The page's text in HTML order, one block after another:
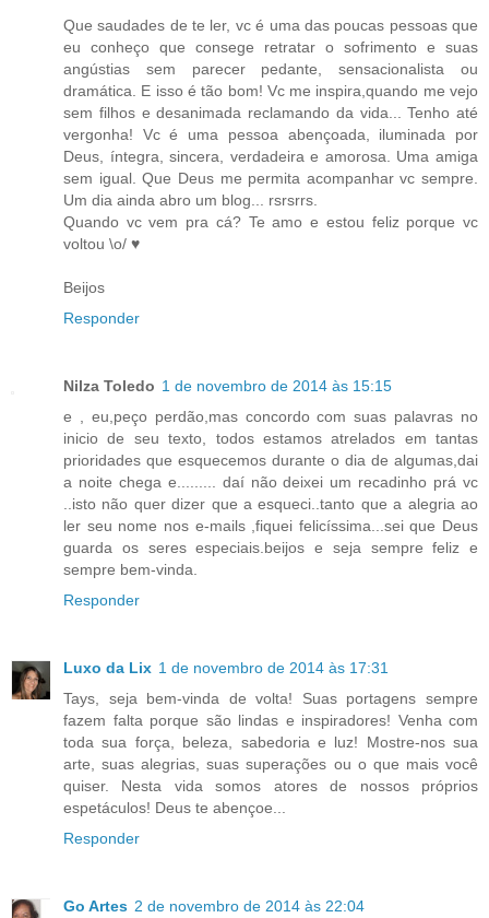
Que saudades de te ler, vc é uma das poucas pessoas que
eu conheço que consege retratar o sofrimento e suas
angústias sem parecer pedante, sensacionalista ou
dramática. E isso é tão bom! Vc me inspira,quando me vejo
sem filhos e desanimada reclamando da vida... Tenho até
vergonha! Vc é uma pessoa abençoada, iluminada por
Deus, íntegra, sincera, verdadeira e amorosa. Uma amiga
sem igual. Que Deus me permita acompanhar vc sempre.
Um dia ainda abro um blog... rsrsrrs.
Quando vc vem pra cá? Te amo e estou feliz porque vc
voltou \o/ ♥
Beijos
Responder
Nilza Toledo 1 de novembro de 2014 às 15:15
e , eu,peço perdão,mas concordo com suas palavras no
inicio de seu texto, todos estamos atrelados em tantas
prioridades que esquecemos durante o dia de algumas,dai
a noite chega e......... daí não deixei um recadinho prá vc
..isto não quer dizer que a esqueci..tanto que a alegria ao
ler seu nome nos e-mails ,fiquei felicíssima...sei que Deus
guarda os seres especiais.beijos e seja sempre feliz e
sempre bem-vinda.
Responder
Luxo da Lix 1 de novembro de 2014 às 17:31
Tays, seja bem-vinda de volta! Suas portagens sempre
fazem falta porque são lindas e inspiradores! Venha com
toda sua força, beleza, sabedoria e luz! Mostre-nos sua
arte, suas alegrias, suas superações ou o que mais você
quiser. Nesta vida somos atores de nossos próprios
espetáculos! Deus te abençoe...
Responder
Go Artes 2 de novembro de 2014 às 22:04